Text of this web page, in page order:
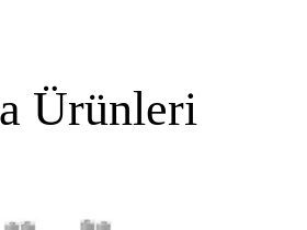
Ürünleri